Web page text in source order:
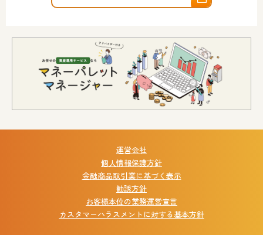
運営会社
個人情報保護方針
金融商品取引業に基づく表示
勧誘方針
お客様本位の業務運営宣言
カスタマーハラスメントに対する基本方針